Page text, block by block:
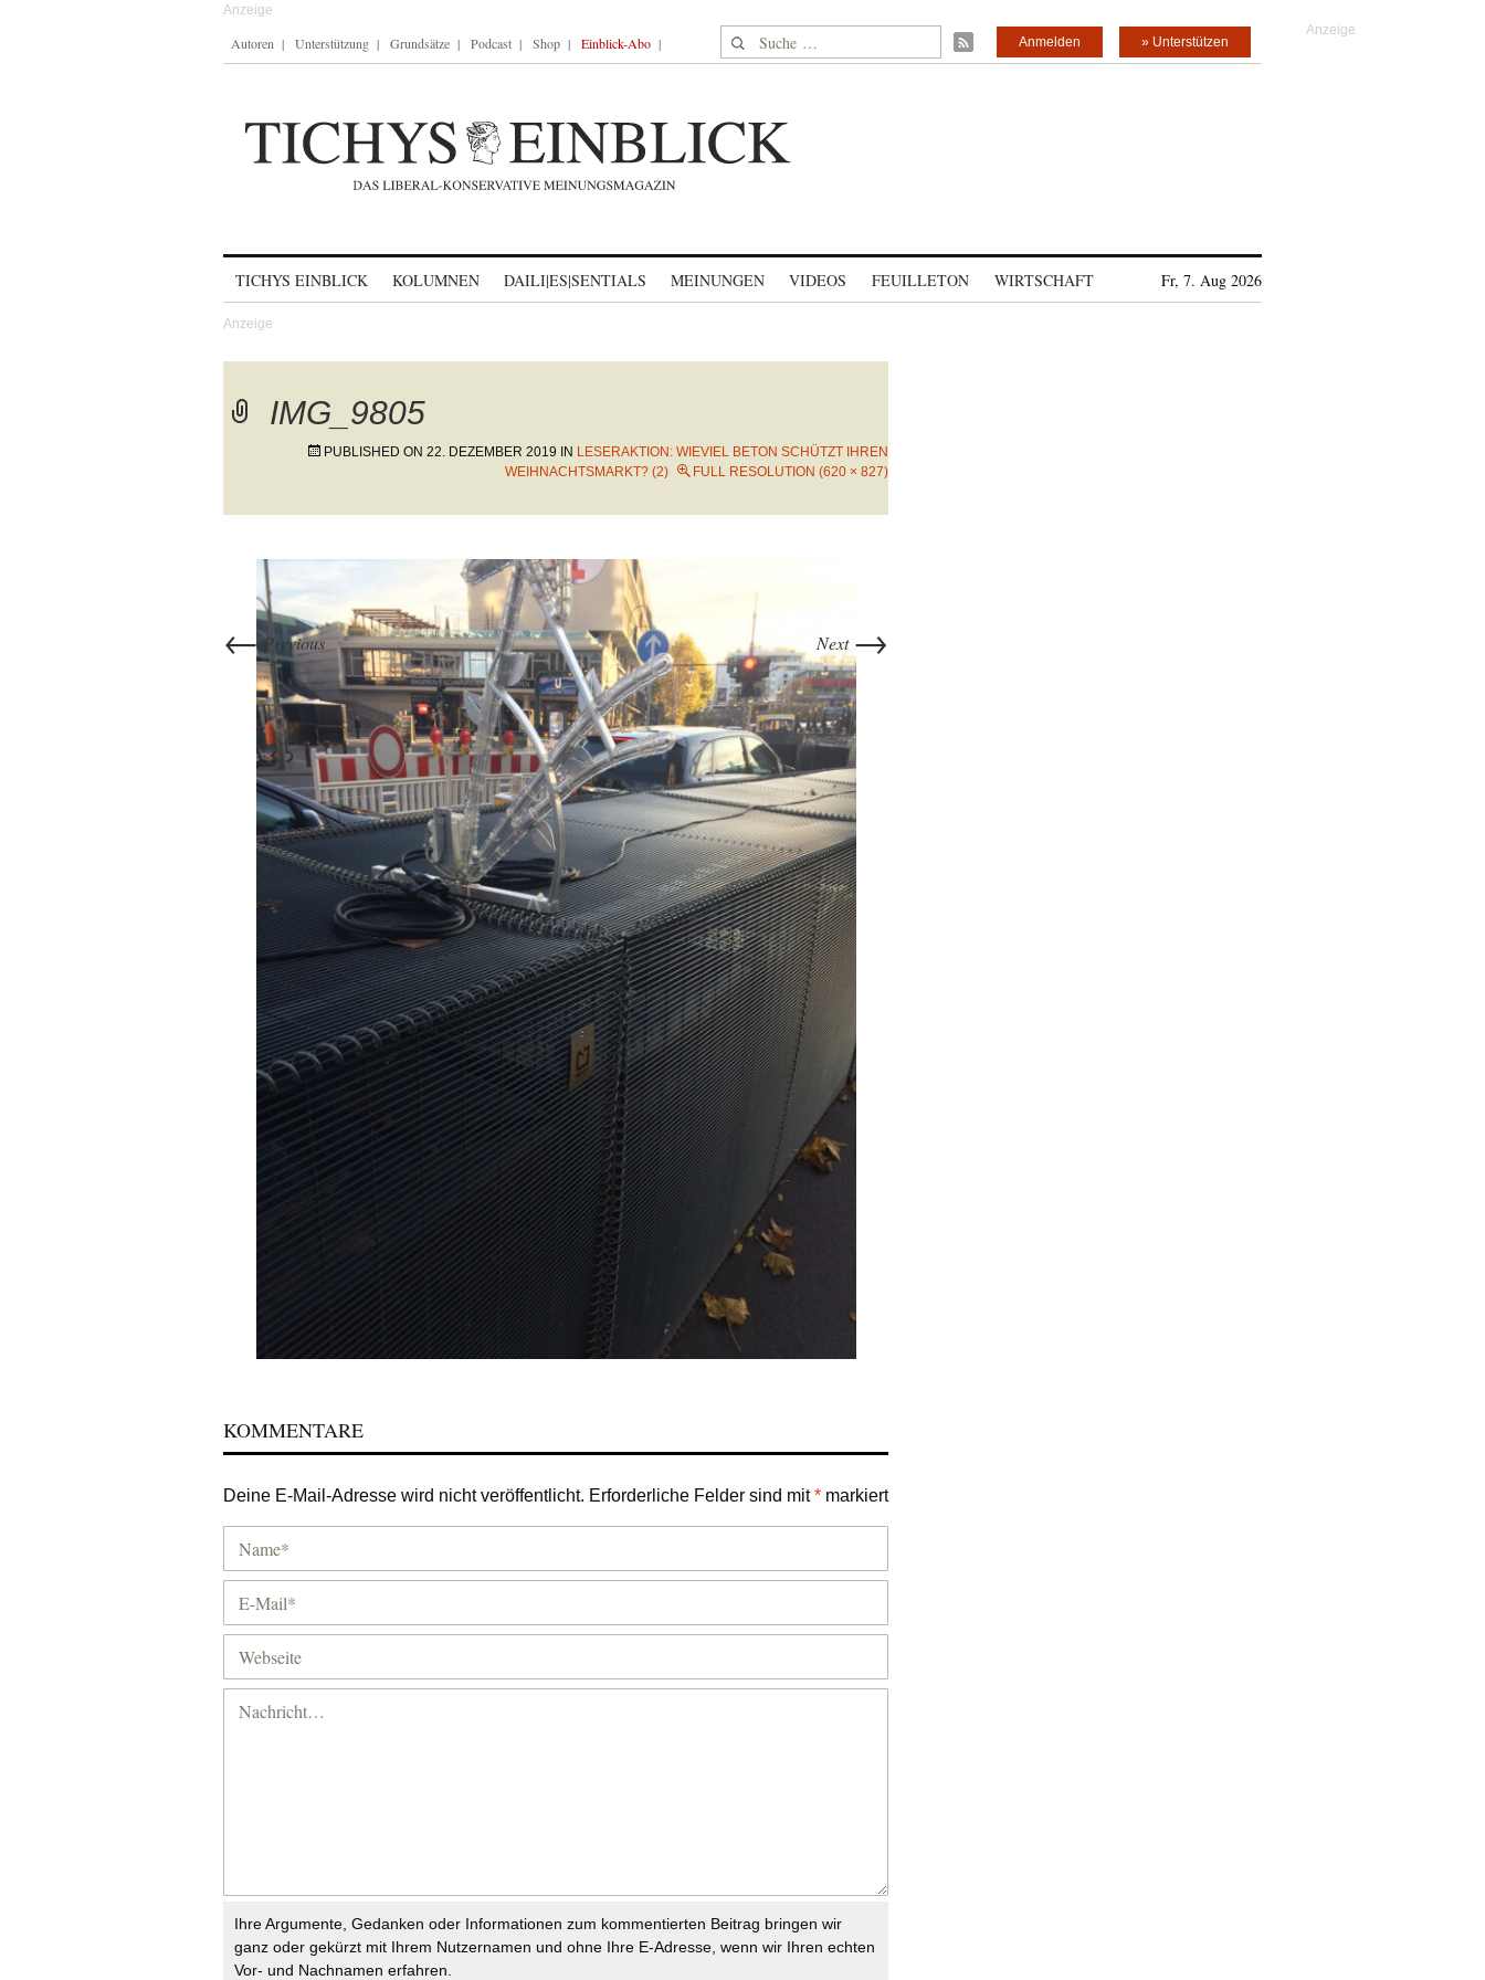
Autoren Unterstützung Grundsätze Podcast Shop Einblick-Abo Suche nach: » Unterstützen
Anmelden
TICHYS EINBLICK KOLUMNEN DAILI|ES|SENTIALS MEINUNGEN VIDEOS FEUILLETON WIRTSCHAFT Fr, 7. Aug 2026
IMG_9805
PUBLISHED ON 22. DEZEMBER 2019 IN LESERAKTION: WIEVIEL BETON SCHÜTZT IHREN
WEIHNACHTSMARKT? (2)
FULL RESOLUTION (620 × 827)
←Previous Next →
KOMMENTARE
Deine E-Mail-Adresse wird nicht veröffentlicht. Erforderliche Felder sind mit* markiert
Ihre Argumente, Gedanken oder Informationen zum kommentierten Beitrag bringen wir
ganz oder gekürzt mit Ihrem Nutzernamen und ohne Ihre E-Adresse, wenn wir Ihren echten
Vor- und Nachnamen erfahren.